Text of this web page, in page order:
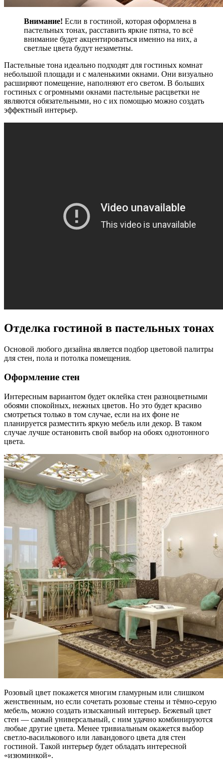
Внимание! Если в гостиной, которая оформлена в
пастельных тонах, расставить яркие пятна, то всё
внимание будет акцентироваться именно на них, а
светлые цвета будут незаметны.
Пастельные тона идеально подходят для гостиных комнат
небольшой площади и с маленькими окнами. Они визуально
расширяют помещение, наполняют его светом. В больших
гостиных с огромными окнами пастельные расцветки не
являются обязательными, но с их помощью можно создать
эффектный интерьер.
Отделка гостиной в пастельных тонах
Основой любого дизайна является подбор цветовой палитры
для стен, пола и потолка помещения.
Оформление стен
Интересным вариантом будет оклейка стен разноцветными
обоями спокойных, нежных цветов. Но это будет красиво
смотреться только в том случае, если на их фоне не
планируется разместить яркую мебель или декор. В таком
случае лучше остановить свой выбор на обоях однотонного
цвета.
Розовый цвет покажется многим гламурным или слишком
женственным, но если сочетать розовые стены и тёмно-серую
мебель, можно создать изысканный интерьер. Бежевый цвет
стен — самый универсальный, с ним удачно комбинируются
любые другие цвета. Менее тривиальным окажется выбор
светло-василькового или лавандового цвета для стен
гостиной. Такой интерьер будет обладать интересной
«изюминкой».